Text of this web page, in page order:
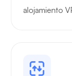
alojamiento